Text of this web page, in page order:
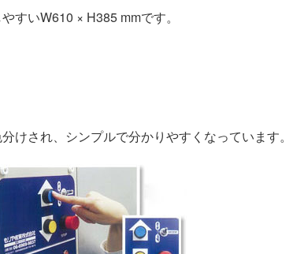
すいW610 × H385 mmです。
けされ、シンプルで分かりやすくなっています。